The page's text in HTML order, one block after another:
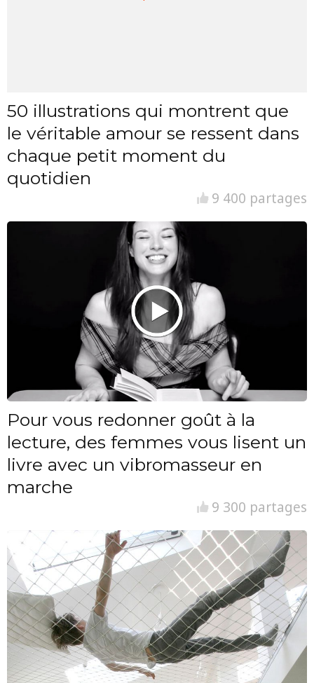
50 illustrations qui montrent que
le véritable amour se ressent dans
chaque petit moment du
quotidien
9 400 partages
Pour vous redonner goût à la
lecture, des femmes vous lisent un
livre avec un vibromasseur en
marche
9 300 partages